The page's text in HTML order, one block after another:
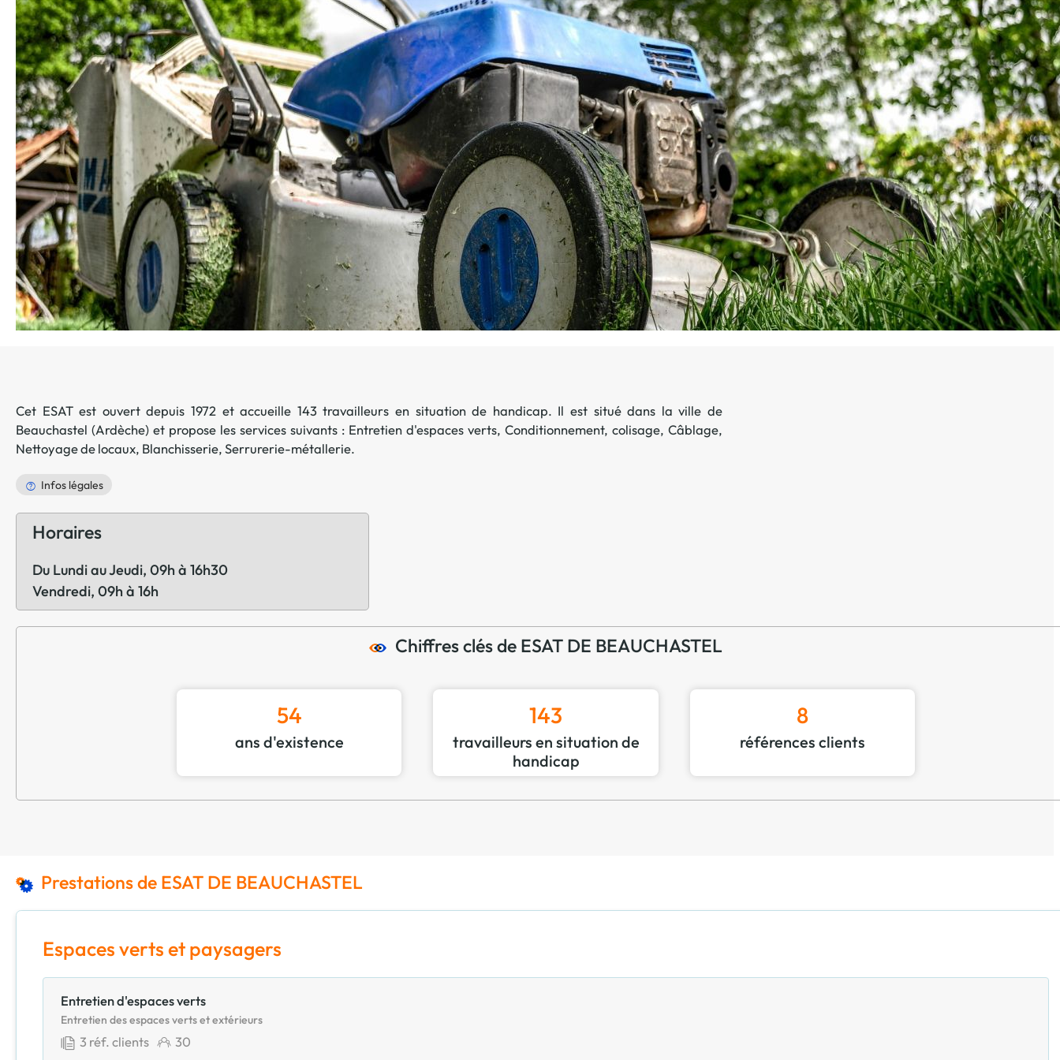
La promotion de vos engagements en matière d'achats inclusifs
Cultiver son réseau
Le Club Partenaires
Je communique
Votre visibilité on-line clé en main
Vos kits de communication personnalisés
Je vends
Votre boîte à outils « accélérez votre croissance »
J'améliore mes pratiques
Vos formations 100% opérationnelles, dédiées au développement commercial
Votre centre de ressources et vos services de networking
Je restructure ou je développe de nouvelles activités
Cet ESAT est ouvert depuis 1972 et accueille 143 travailleurs en situation de handicap. Il est situé dans la ville de
Beauchastel (Ardèche) et propose les services suivants : Entretien d'espaces verts, Conditionnement, colisage, Câblage,
Nettoyage de locaux, Blanchisserie,Serrurerie-métallerie.
Infos légales
Horaires
Du Lundi au Jeudi, 09h à 16h30
Vendredi, 09h à 16h
Chiffres clés de ESAT DE BEAUCHASTEL
54
ans d'existence
143
travailleurs en situation de
handicap
8
références clients
Prestations de ESAT DE BEAUCHASTEL
Espaces verts et paysagers
Entretien d'espaces verts
Entretien des espaces verts et extérieurs
3 réf. clients 30